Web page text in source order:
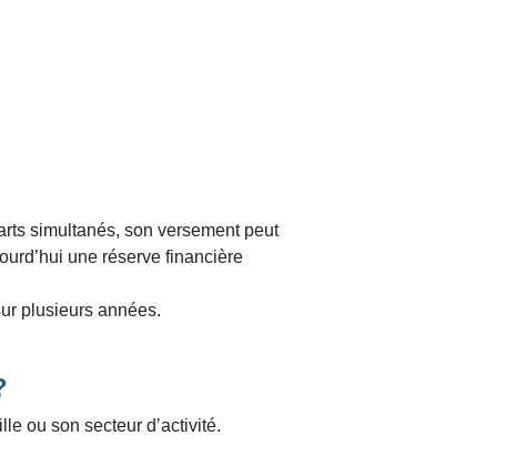
simultanés, son versement peut
une réserve financière
plusieurs années.
ou son secteur d’activité.